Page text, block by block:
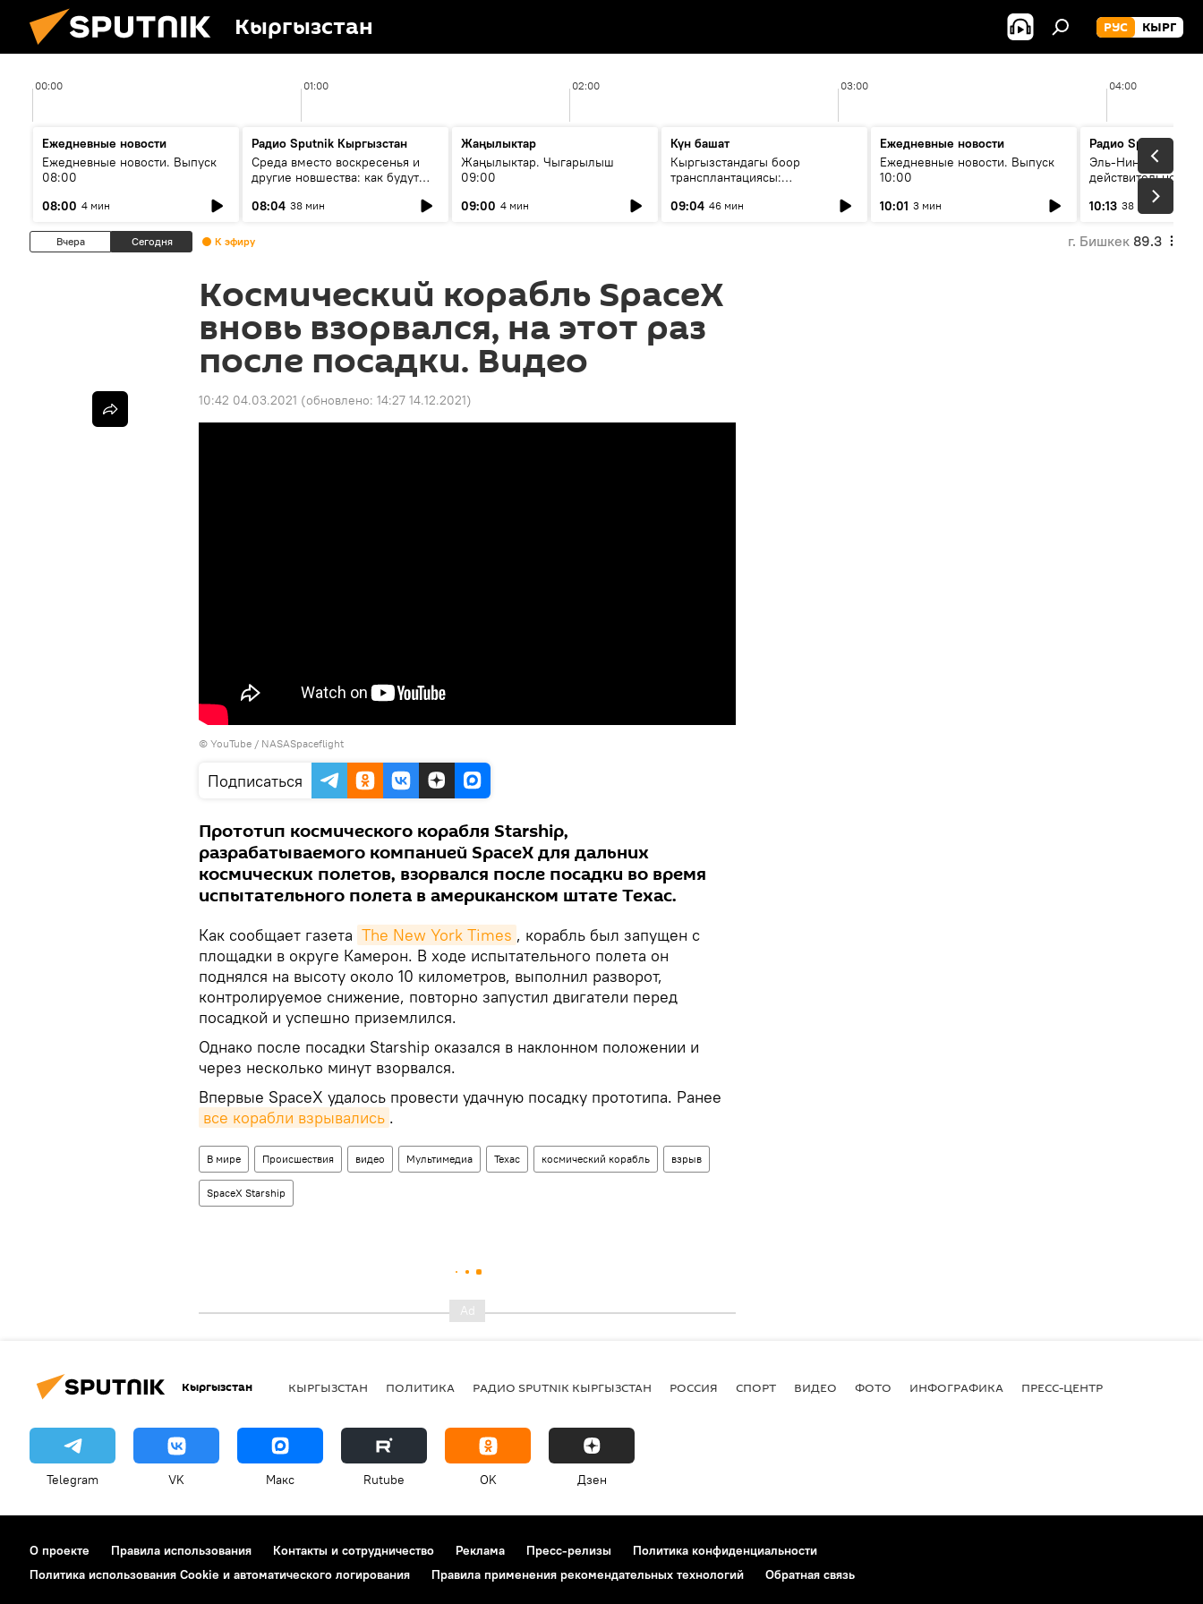
Кыргызстан РУС КЫРГ
00:00 01:00 02:00 03:00 04:00
Ежедневные новости
Ежедневные новости. Выпуск
08:00
08:00 4 мин
Радио Sputnik Кыргызстан
Среда вместо воскресенья и
другие новшества: как будут
08:04 38 мин
Жаңылыктар
Жаңылыктар. Чыгарылыш
09:00
09:00 4 мин
Күн башат
Кыргызстандагы боор
трансплантациясы:
келечеги
09:04 46 мин
Ежедневные новости
Ежедневные новости. Выпуск
10:00
10:01 3 мин
Радио Sputnik
Эль-Ниньо, жара и
действительно
погоду в
10:13 38 мин
Вчера Сегодня К эфиру г. Бишкек 89.3
Космический корабль SpaceX
вновь взорвался, на этот раз
после посадки. Видео
10:42 04.03.2021 (обновлено: 14:27 14.12.2021)
© YouTube / NASASpaceflight
Подписаться
Прототип космического корабля Starship,
разрабатываемого компанией SpaceX для дальних
космических полетов, взорвался после посадки во время
испытательного полета в американском штате Техас.
Как сообщает газета The New York Times , корабль был запущен с
площадки в округе Камерон. В ходе испытательного полета он
поднялся на высоту около 10 километров, выполнил разворот,
контролируемое снижение, повторно запустил двигатели перед
посадкой и успешно приземлился.
Однако после посадки Starship оказался в наклонном положении и
через несколько минут взорвался.
Впервые SpaceX удалось провести удачную посадку прототипа. Ранее
все корабли взрывались .
В мире Происшествия видео Мультимедиа Техас космический корабль взрыв
SpaceX Starship
Кыргызстан КЫРГЫЗСТАН ПОЛИТИКА РАДИО SPUTNIK КЫРГЫЗСТАН РОССИЯ СПОРТ ВИДЕО ФОТО ИНФОГРАФИКА ПРЕСС-ЦЕНТР
Telegram VK Макс Rutube OK Дзен
О проекте Правила использования Контакты и сотрудничество Реклама Пресс-релизы
Политика конфиденциальности
Политика использования Cookie и автоматического логирования
Правила применения рекомендательных технологий Обратная связь